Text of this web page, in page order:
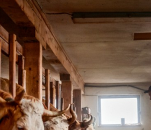
Per visualizzare i nostri video su
accettare i "Targeting cookies". La
questo contenuto può comportare
dati personali da parte di YouTube o
cookie sul vostro dispositivo.
Cookies SettingsGuarda su